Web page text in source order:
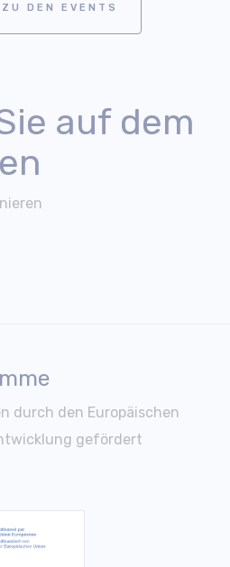
DEN EVENTS
auf dem
durch den Europäischen
gefördert